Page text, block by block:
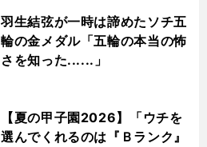
羽生結弦が一時は諦めたソチ五
輪の金メダル「五輪の本当の怖
さを知った......」
【夏の甲子園2026】「ウチを
選んでくれるのは『Ｂランク』